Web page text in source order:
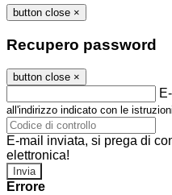
button close ×
Recupero password
button close ×
all'indirizzo indicato con le
E-mail inviata, si prega di
elettronica!
Errore